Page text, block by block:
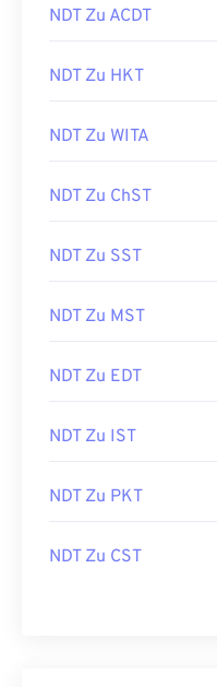
NDT Zu ACDT
NDT Zu HKT
NDT Zu WITA
NDT Zu ChST
NDT Zu SST
NDT Zu MST
NDT Zu EDT
NDT Zu IST
NDT Zu PKT
NDT Zu CST